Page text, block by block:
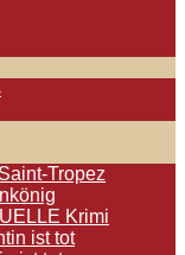
Tropez
Krimi
ist tot